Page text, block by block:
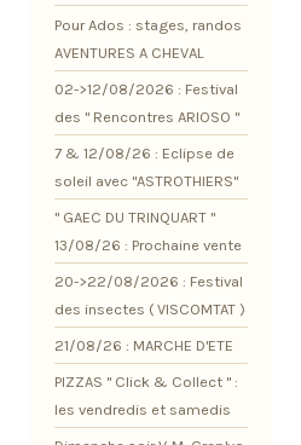
Pour Ados : stages, randos
AVENTURES A CHEVAL
02->12/08/2026 : Festival
des " Rencontres ARIOSO "
7 & 12/08/26 : Eclipse de
soleil avec "ASTROTHIERS"
" GAEC DU TRINQUART "
13/08/26 : Prochaine vente
20->22/08/2026 : Festival
des insectes ( VISCOMTAT )
21/08/26 : MARCHE D'ETE
PIZZAS " Click & Collect " :
les vendredis et samedis